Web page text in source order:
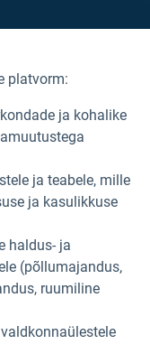
platvorm:
ja kohalike
ja teabele, mille
ja kasulikkuse
haldus- ja
(põllumajandus,
ruumiline